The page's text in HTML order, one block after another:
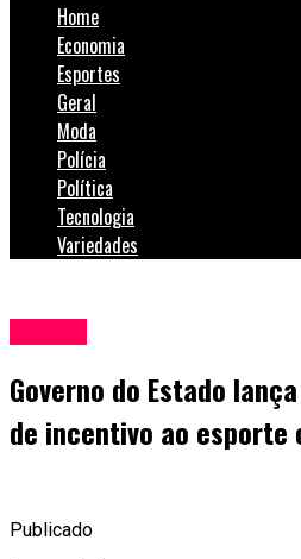
Home
Economia
Esportes
Geral
Moda
Polícia
Política
Tecnologia
Variedades
Governo do Estado
de incentivo ao esporte
Publicado